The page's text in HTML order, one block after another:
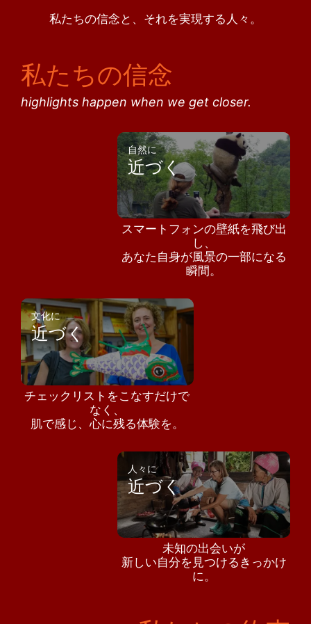
私たちの信念と、それを実現する人々。
私たちの信念
highlights happen when we get closer.
自然に
近づく
スマートフォンの壁紙を飛び出
し、
あなた自身が風景の一部になる
瞬間。
文化に
近づく
チェックリストをこなすだけで
なく、
肌で感じ、心に残る体験を。
人々に
近づく
未知の出会いが
新しい自分を見つけるきっかけ
に。